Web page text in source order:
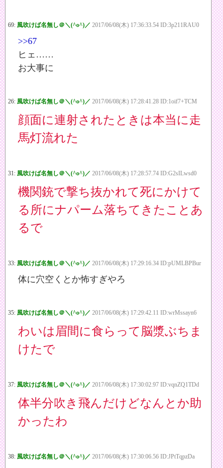
69: 風吹けば名無し＠＼(^o^)／ 2017/06/08(木) 17:36:33.54 ID:3p211RAU0
>>67
ヒェ……
お大事に
26: 風吹けば名無し＠＼(^o^)／ 2017/06/08(木) 17:28:41.28 ID:1oif7+TCM
顔面に連射されたときは本当に走
馬灯流れた
31: 風吹けば名無し＠＼(^o^)／ 2017/06/08(木) 17:28:57.74 ID:G2sILwsd0
機関銃で撃ち抜かれて死にかけて
る所にナパーム落ちてきたことあ
るで
33: 風吹けば名無し＠＼(^o^)／ 2017/06/08(木) 17:29:16.34 ID:pUMLBPBur
体に穴空くとか怖すぎやろ
35: 風吹けば名無し＠＼(^o^)／ 2017/06/08(木) 17:29:42.11 ID:wrMssayn6
わいは眉間に食らって脳漿ぶちま
けたで
37: 風吹けば名無し＠＼(^o^)／ 2017/06/08(木) 17:30:02.97 ID:vqnZQ1TDd
体半分吹き飛んだけどなんとか助
かったわ
38: 風吹けば名無し＠＼(^o^)／ 2017/06/08(木) 17:30:06.56 ID:JPtTqpzDa